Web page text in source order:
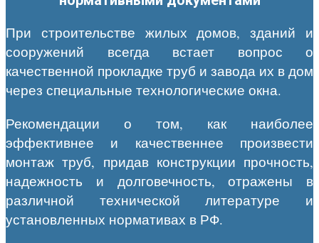
При строительстве жилых домов, зданий и
сооружений всегда встает вопрос о
качественной прокладке труб и завода их в дом
через специальные технологические окна.
Рекомендации о том, как наиболее
эффективнее и качественнее произвести
монтаж труб, придав конструкции прочность,
надежность и долговечность, отражены в
различной технической литературе и
установленных нормативах в РФ.